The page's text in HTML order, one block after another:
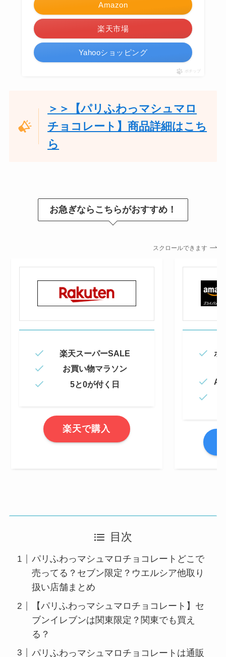
Amazon
楽天市場
Yahooショッピング
ポチップ
＞＞【パリふわっマシュマロ
チョコレート】商品詳細はこち
ら
お急ぎならこちらがおすすめ！
スクロールできます
楽天スーパーSALE
お買い物マラソン
5と0が付く日
楽天で購入
ポ
目次
パリふわっマシュマロチョコレートどこで
売ってる？セブン限定？ウエルシア他取り
扱い店舗まとめ
【パリふわっマシュマロチョコレート】セ
ブンイレブンは関東限定？関東でも買え
る？
パリふわっマシュマロチョコレートは通販